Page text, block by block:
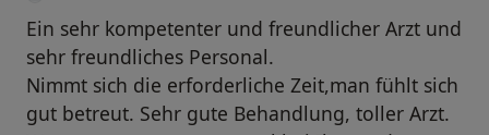
Ein sehr kompetenter und freundlicher Arzt und
sehr freundliches Personal.
Nimmt sich die erforderliche Zeit,man fühlt sich
gut betreut. Sehr gute Behandlung, toller Arzt.